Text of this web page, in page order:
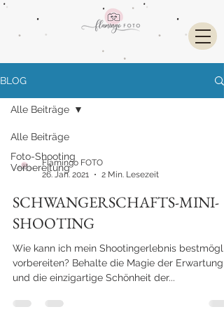
BLOG
Alle Beiträge
Foto-Shooting
Vorbereitung
Alle Beiträge
Flamingo FOTO
26. Jan. 2021
2 Min. Lesezeit
SCHWANGERSCHAFTS-MINI-
SHOOTING
Wie kann ich mein Shootingerlebnis
vorbereiten? Behalte die Magie der Erwartung
und die einzigartige Schönheit der...